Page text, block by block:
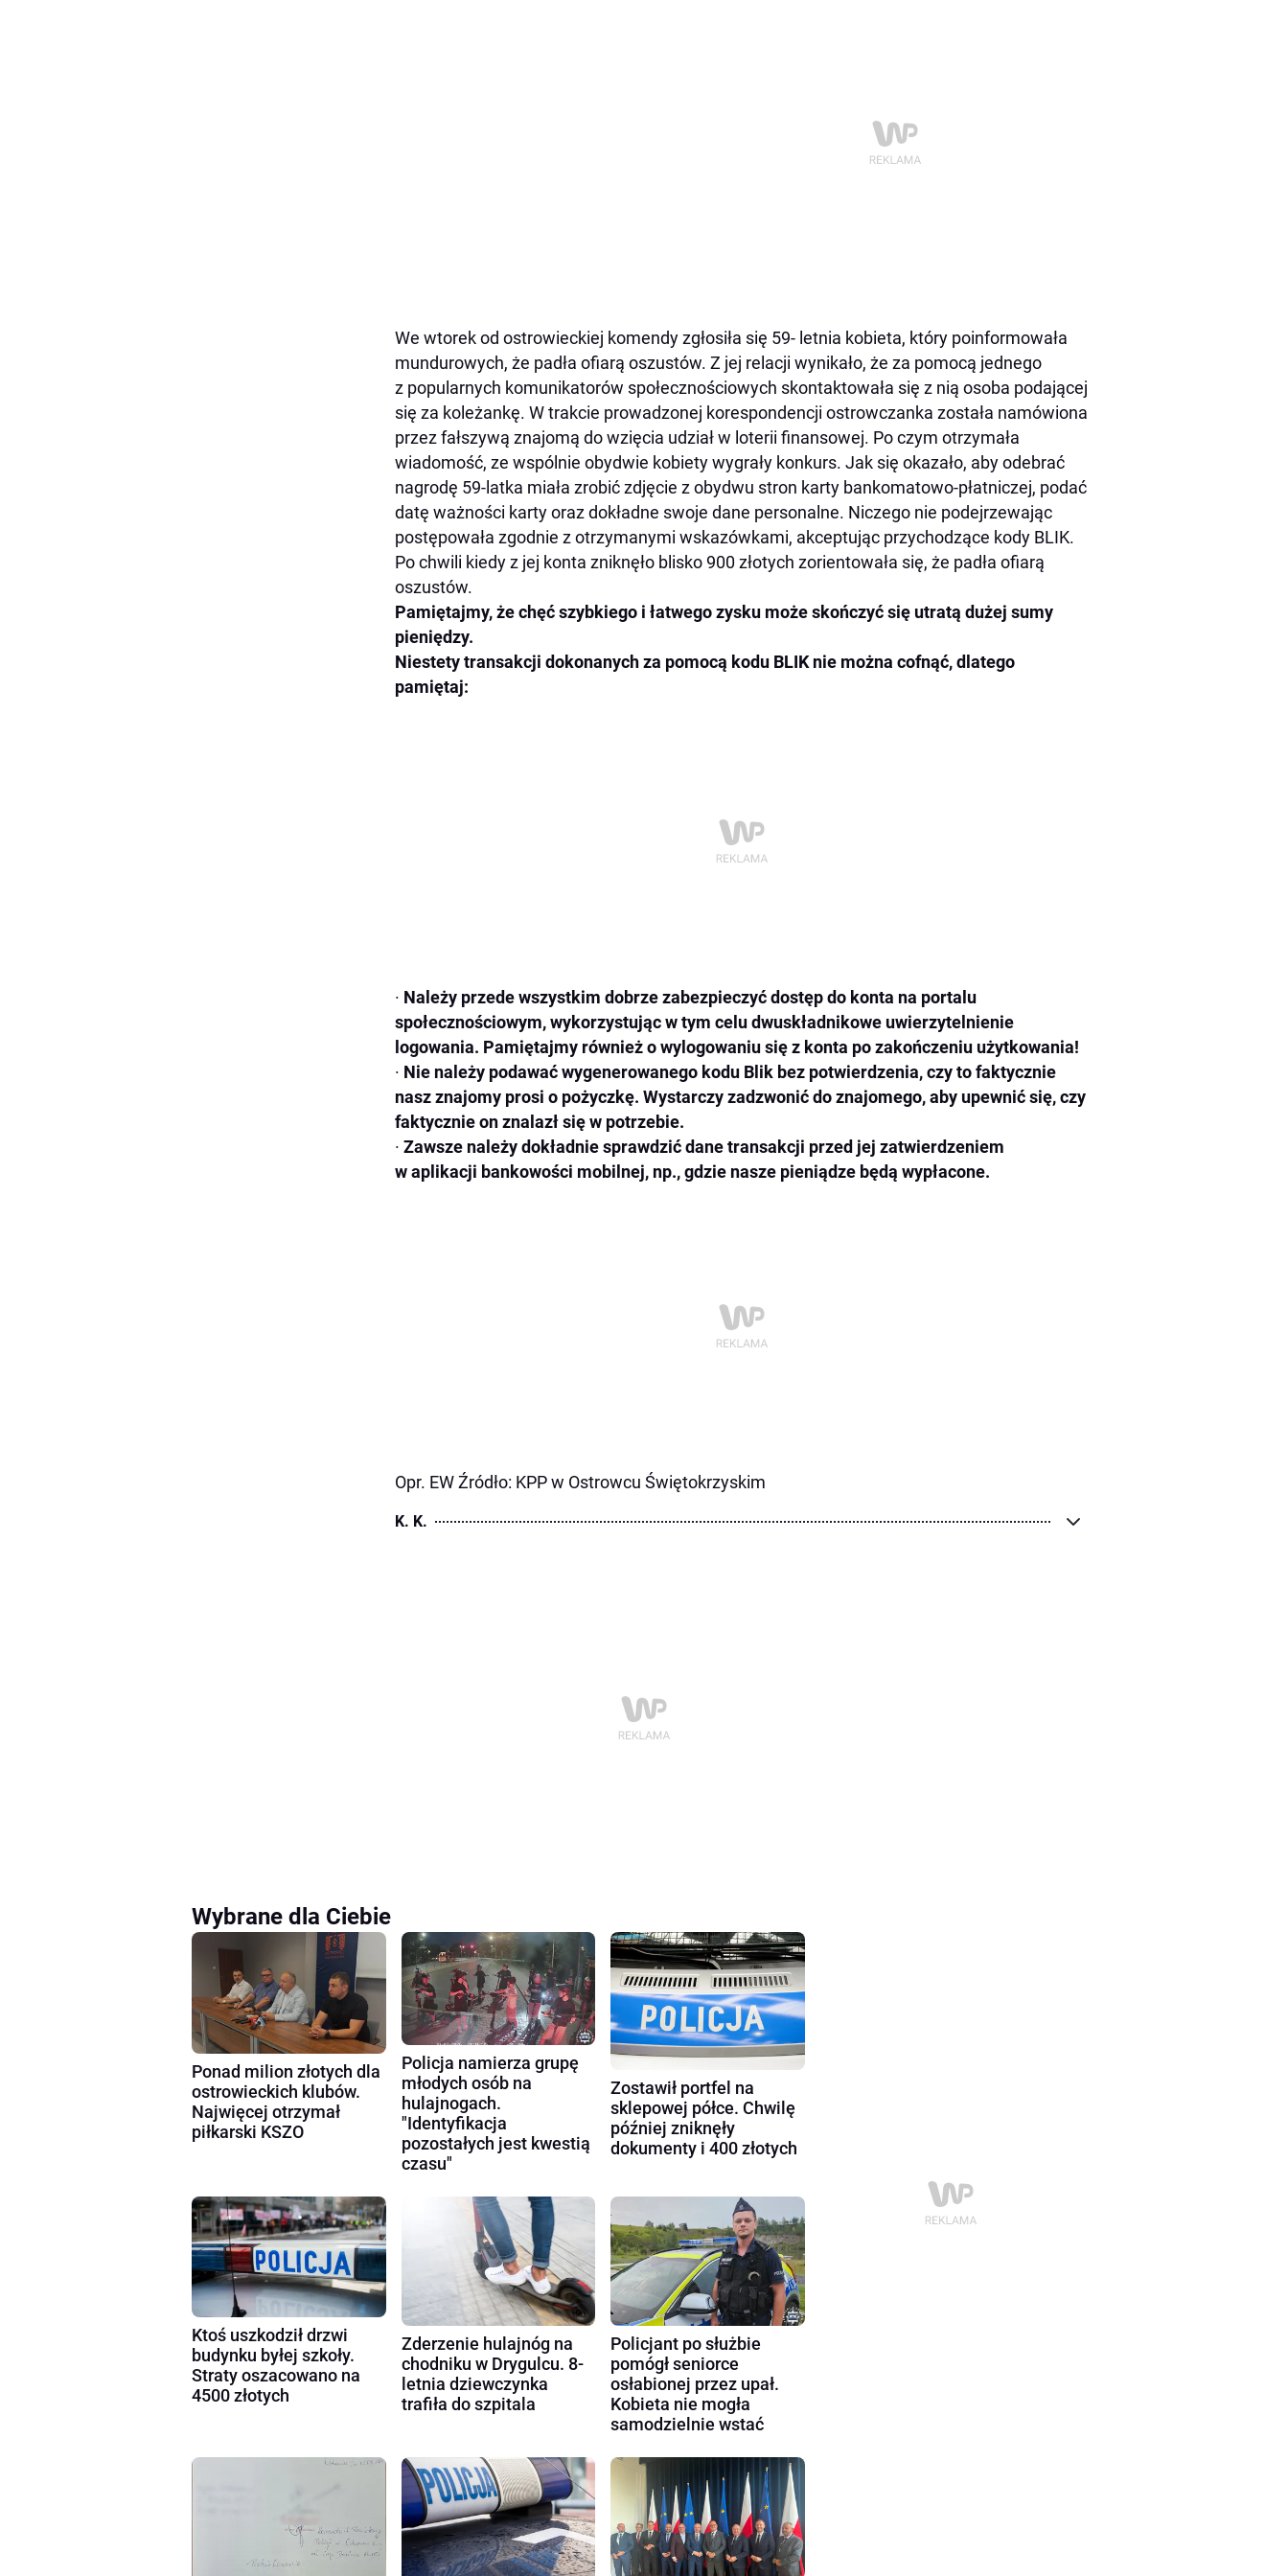
We wtorek od ostrowieckiej komendy zgłosiła się 59- letnia kobieta, który poinformowała
mundurowych, że padła ofiarą oszustów. Z jej relacji wynikało, że za pomocą jednego
z popularnych komunikatorów społecznościowych skontaktowała się z nią osoba podającej
się za koleżankę. W trakcie prowadzonej korespondencji ostrowczanka została namówiona
przez fałszywą znajomą do wzięcia udział w loterii finansowej. Po czym otrzymała
wiadomość, ze wspólnie obydwie kobiety wygrały konkurs. Jak się okazało, aby odebrać
nagrodę 59-latka miała zrobić zdjęcie z obydwu stron karty bankomatowo-płatniczej, podać
datę ważności karty oraz dokładne swoje dane personalne. Niczego nie podejrzewając
postępowała zgodnie z otrzymanymi wskazówkami, akceptując przychodzące kody BLIK.
Po chwili kiedy z jej konta zniknęło blisko 900 złotych zorientowała się, że padła ofiarą
oszustów.
Pamiętajmy, że chęć szybkiego i łatwego zysku może skończyć się utratą dużej sumy
pieniędzy.
Niestety transakcji dokonanych za pomocą kodu BLIK nie można cofnąć, dlatego
pamiętaj:
· Należy przede wszystkim dobrze zabezpieczyć dostęp do konta na portalu
społecznościowym, wykorzystując w tym celu dwuskładnikowe uwierzytelnienie
logowania. Pamiętajmy również o wylogowaniu się z konta po zakończeniu użytkowania!
· Nie należy podawać wygenerowanego kodu Blik bez potwierdzenia, czy to faktycznie
nasz znajomy prosi o pożyczkę. Wystarczy zadzwonić do znajomego, aby upewnić się, czy
faktycznie on znalazł się w potrzebie.
· Zawsze należy dokładnie sprawdzić dane transakcji przed jej zatwierdzeniem
w aplikacji bankowości mobilnej, np., gdzie nasze pieniądze będą wypłacone.
Opr. EW Źródło: KPP w Ostrowcu Świętokrzyskim
K. K.
Wybrane dla Ciebie
Ponad milion złotych dla
ostrowieckich klubów.
Najwięcej otrzymał
piłkarski KSZO
Policja namierza grupę
młodych osób na
hulajnogach.
"Identyfikacja
pozostałych jest kwestią
czasu"
Zostawił portfel na
sklepowej półce. Chwilę
później zniknęły
dokumenty i 400 złotych
Ktoś uszkodził drzwi
budynku byłej szkoły.
Straty oszacowano na
4500 złotych
Zderzenie hulajnóg na
chodniku w Drygulcu. 8-
letnia dziewczynka
trafiła do szpitala
Policjant po służbie
pomógł seniorce
osłabionej przez upał.
Kobieta nie mogła
samodzielnie wstać